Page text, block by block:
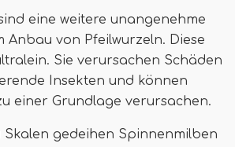
eine weitere unangenehme
Anbau von Pfeilwurzeln. Diese
Sie verursachen Schäden
Insekten und können
einer Grundlage verursachen.
Skalen gedeihen Spinnenmilben